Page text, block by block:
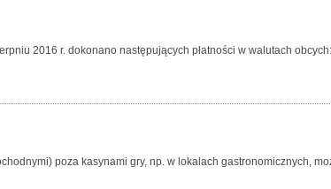
2016 r. dokonano następujących płatności w walutach
poza kasynami gry, np. w lokalach gastronomicznych,